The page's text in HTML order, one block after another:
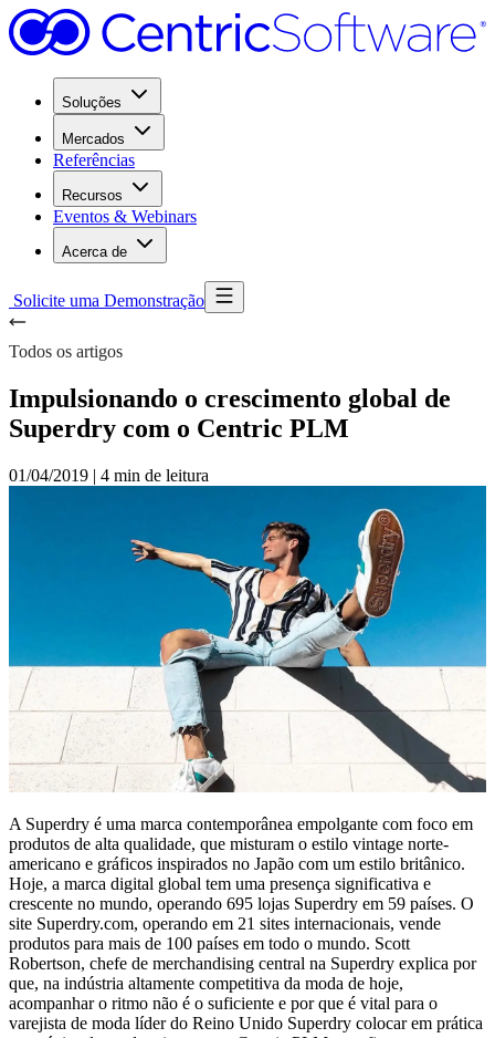
Soluções
Mercados
Referências
Recursos
Eventos & Webinars
Acerca de
Solicite uma Demonstração
Todos os artigos
Impulsionando o crescimento global de
Superdry com o Centric PLM
01/04/2019 | 4 min de leitura
A Superdry é uma marca contemporânea empolgante com foco em
produtos de alta qualidade, que misturam o estilo vintage norte-
americano e gráficos inspirados no Japão com um estilo britânico.
Hoje, a marca digital global tem uma presença significativa e
crescente no mundo, operando 695 lojas Superdry em 59 países. O
site Superdry.com, operando em 21 sites internacionais, vende
produtos para mais de 100 países em todo o mundo. Scott
Robertson, chefe de merchandising central na Superdry explica por
que, na indústria altamente competitiva da moda de hoje,
acompanhar o ritmo não é o suficiente e por que é vital para o
varejista de moda líder do Reino Unido Superdry colocar em prática